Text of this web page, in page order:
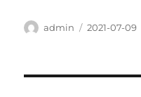
作
admin
發
2021-07-09